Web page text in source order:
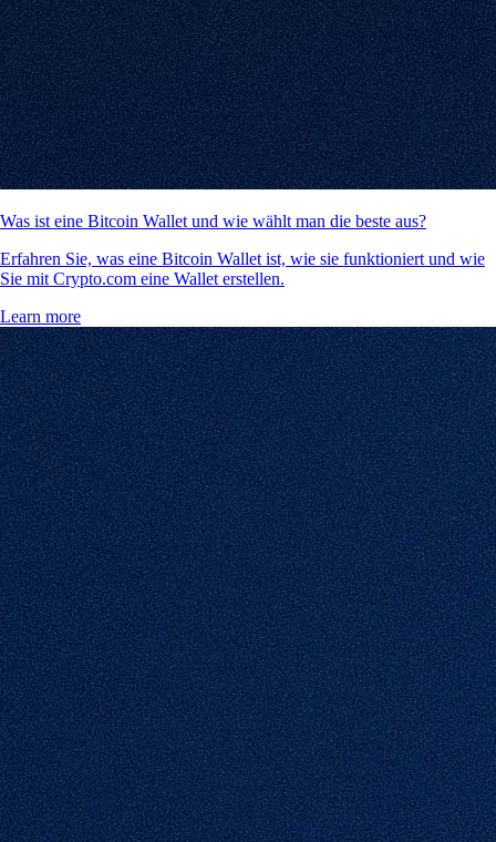
Was ist eine Bitcoin Wallet und wie wählt man die beste aus?
Erfahren Sie, was eine Bitcoin Wallet ist, wie sie funktioniert und wie
Sie mit Crypto.com eine Wallet erstellen.
Learn more